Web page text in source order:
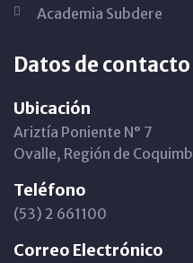
Academia Subdere
Datos de contacto
Ubicación
Ariztía Poniente N° 7
Ovalle, Región de
Teléfono
(53) 2 661100
Correo Electrónico